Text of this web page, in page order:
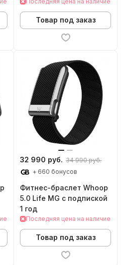
Товар под заказ
32 990 руб. 34 990 руб.
+ 660 бонусов
Фитнес-браслет Whoop
5.0 Life MG с подпиской
1 год
Последняя цена на наличие
Товар под заказ